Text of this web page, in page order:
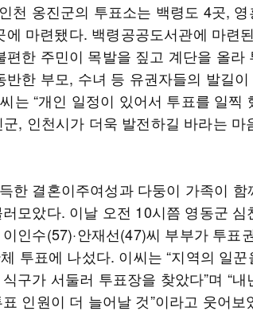
천 옹진군의 투표소는 백령도 4곳, 영
마련됐다. 백령공공도서관에 마련
한 주민이 목발을 짚고 계단을 올라
한 부모, 수녀 등 유권자들의 발길이
는 “개인 일정이 있어서 투표를 일찍
, 인천시가 더욱 발전하길 바라는 마
한 결혼이주여성과 다둥이 가족이 함
모았다. 이날 오전 10시쯤 영동군 심
인수(57)·안재선(47)씨 부부가 투표
투표에 나섰다. 이씨는 “지역의 일꾼
구가 서둘러 투표장을 찾았다”며 “내
인원이 더 늘어날 것”이라고 웃어보